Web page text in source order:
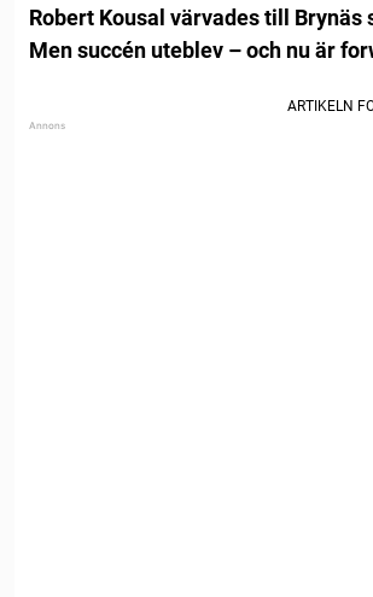
Robert Kousal värvades till
Men succén uteblev – och nu är